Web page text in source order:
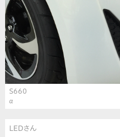
S660
α
LEDさん